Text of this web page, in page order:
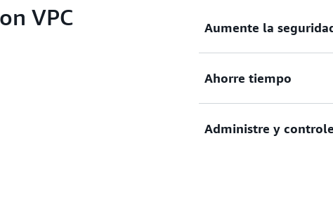
VPC Aumente la
las instancias dentro de
Ahorre tiempo
Administre y